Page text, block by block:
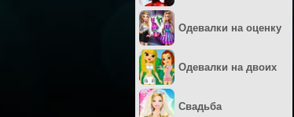
Одевалки на оценку
Одевалки на двоих
Свадьба